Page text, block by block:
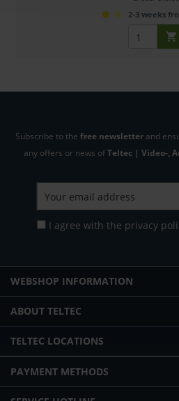
2-3 weeks
Subscribe to the free newsletter and
any offers or news ofTeltec | Video-,
I agree with the privacy
WEBSHOP INFORMATION
ABOUT TELTEC
TELTEC LOCATIONS
PAYMENT METHODS